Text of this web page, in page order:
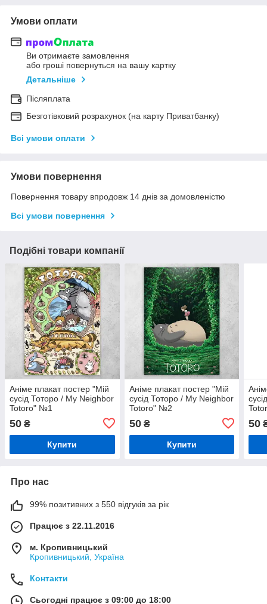
Умови оплати
Ви отримаєте замовлення
або гроші повернуться на вашу картку
Детальніше
Післяплата
Безготівковий розрахунок (на карту Приватбанку)
Всі умови оплати
Умови повернення
Повернення товару впродовж 14 днів за домовленістю
Всі умови повернення
Подібні товари компанії
Аніме плакат постер "Мій
сусід Тоторо / My Neighbor
Totoro" №1
50 ₴
Купити
Аніме плакат постер "Мій
сусід Тоторо / My Neighbor
Totoro" №2
50₴
Купити
50
Про нас
99% позитивних з 550 відгуків за рік
Працює з 22.11.2016
м. Кропивницький
Кропивницький, Україна
Контакти
Сьогодні працює з 09:00 до 18:00